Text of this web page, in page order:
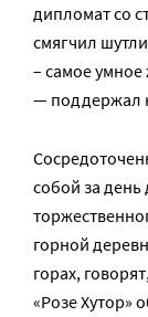
дипломат со
смягчил
– самое умное
— поддержал
собой за
горной
горах,
«Розе Хутор»